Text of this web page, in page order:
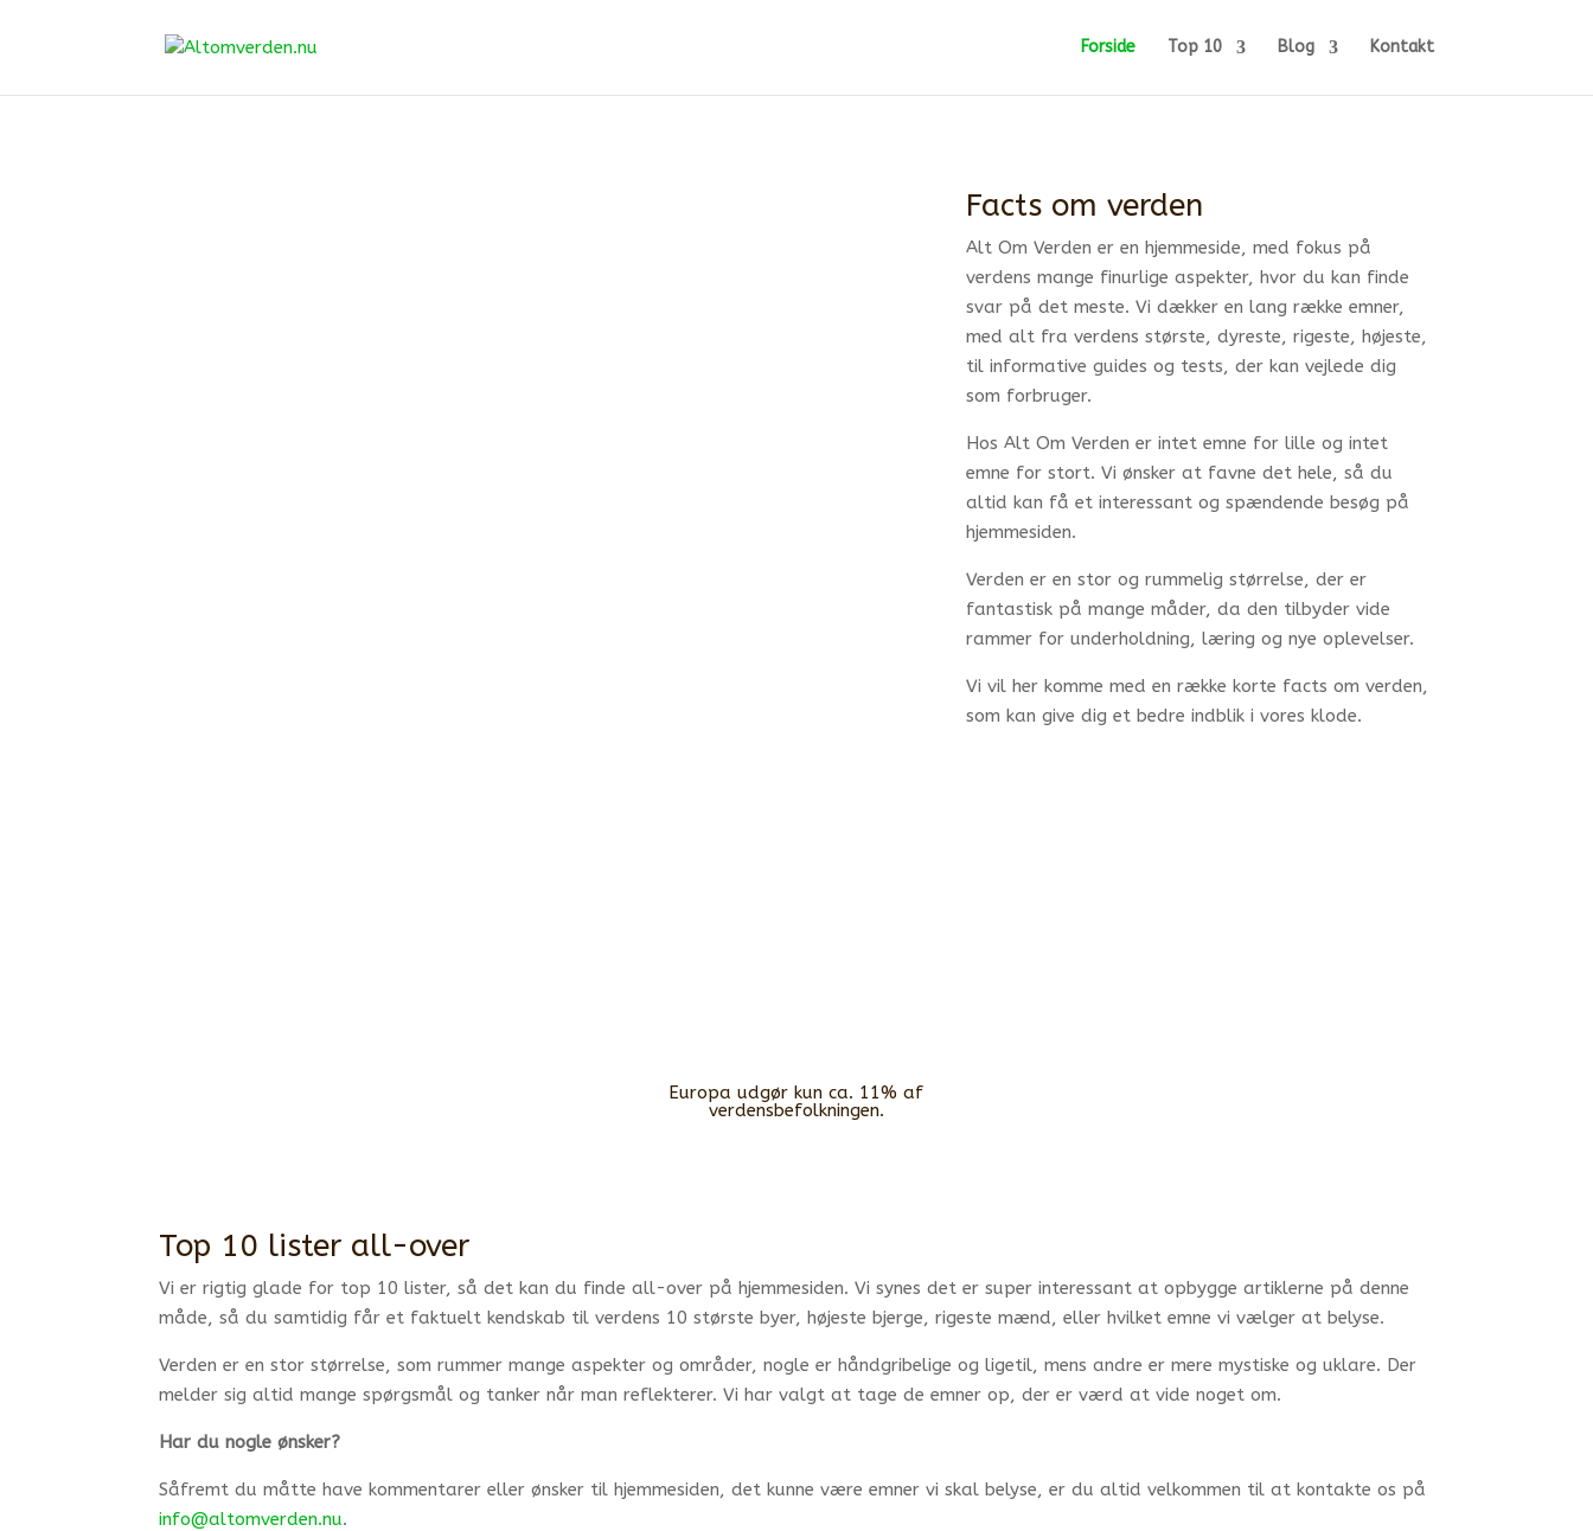
Forside Top 10 Blog Kontakt
Facts om verden
Alt Om Verden er en hjemmeside, med fokus på
verdens mange finurlige aspekter, hvor du kan finde
svar på det meste. Vi dækker en lang række emner,
med alt fra verdens største, dyreste, rigeste, højeste,
til informative guides og tests, der kan vejlede dig
som forbruger.
Hos Alt Om Verden er intet emne for lille og intet
emne for stort. Vi ønsker at favne det hele, så du
altid kan få et interessant og spændende besøg på
hjemmesiden.
Verden er en stor og rummelig størrelse, der er
fantastisk på mange måder, da den tilbyder vide
rammer for underholdning, læring og nye oplevelser.
Vi vil her komme med en række korte facts om verden,
som kan give dig et bedre indblik i vores klode.
Europa udgør kun ca. 11% af
verdensbefolkningen.
Top 10 lister all-over
Vi er rigtig glade for top 10 lister, så det kan du finde all-over på hjemmesiden. Vi synes det er super interessant at opbygge artiklerne på denne
måde, så du samtidig får et faktuelt kendskab til verdens 10 største byer, højeste bjerge, rigeste mænd, eller hvilket emne vi vælger at belyse.
Verden er en stor størrelse, som rummer mange aspekter og områder, nogle er håndgribelige og ligetil, mens andre er mere mystiske og uklare. Der
melder sig altid mange spørgsmål og tanker når man reflekterer. Vi har valgt at tage de emner op, der er værd at vide noget om.
Har du nogle ønsker?
Såfremt du måtte have kommentarer eller ønsker til hjemmesiden, det kunne være emner vi skal belyse, er du altid velkommen til at kontakte os på
info@altomverden.nu.